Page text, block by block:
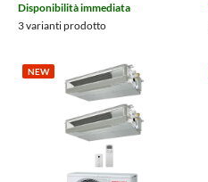
Disponibilità immediata
3 varianti prodotto
NEW